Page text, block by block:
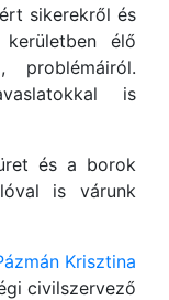
sikerekről és
élő
problémáiról.
is
és a borok
is várunk
Krisztina
civilszervező